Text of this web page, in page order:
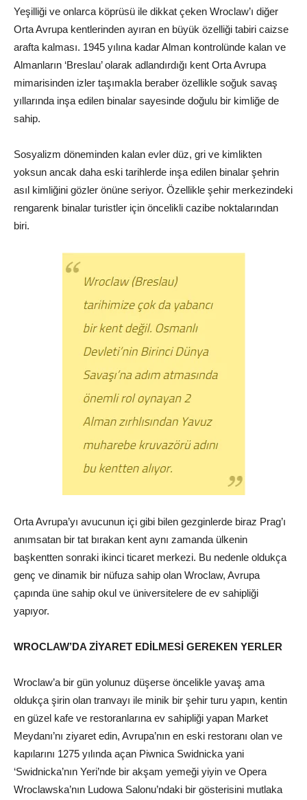
Yeşilliği ve onlarca köprüsü ile dikkat çeken Wroclaw’ı diğer
Orta Avrupa kentlerinden ayıran en büyük özelliği tabiri caizse
arafta kalması. 1945 yılına kadar Alman kontrolünde kalan ve
Almanların ‘Breslau’ olarak adlandırdığı kent Orta Avrupa
mimarisinden izler taşımakla beraber özellikle soğuk savaş
yıllarında inşa edilen binalar sayesinde doğulu bir kimliğe de
sahip.
Sosyalizm döneminden kalan evler düz, gri ve kimlikten
yoksun ancak daha eski tarihlerde inşa edilen binalar şehrin
asıl kimliğini gözler önüne seriyor. Özellikle şehir merkezindeki
rengarenk binalar turistler için öncelikli cazibe noktalarından
biri.
Orta Avrupa’yı avucunun içi gibi bilen gezginlerde biraz Prag’ı
anımsatan bir tat bırakan kent aynı zamanda ülkenin
başkentten sonraki ikinci ticaret merkezi. Bu nedenle oldukça
genç ve dinamik bir nüfuza sahip olan Wroclaw, Avrupa
çapında üne sahip okul ve üniversitelere de ev sahipliği
yapıyor.
WROCLAW’DA ZİYARET EDİLMESİ GEREKEN YERLER
Wroclaw’a bir gün yolunuz düşerse öncelikle yavaş ama
oldukça şirin olan tranvayı ile minik bir şehir turu yapın, kentin
en güzel kafe ve restoranlarına ev sahipliği yapan Market
Meydanı’nı ziyaret edin, Avrupa’nın en eski restoranı olan ve
kapılarını 1275 yılında açan Piwnica Swidnicka yani
‘Swidnicka’nın Yeri’nde bir akşam yemeği yiyin ve Opera
Wroclawska’nın Ludowa Salonu’ndaki bir gösterisini mutlaka